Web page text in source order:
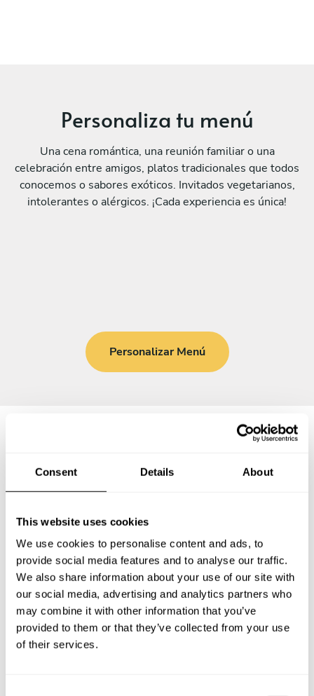
Consent Details About
This website uses cookies
We use cookies to personalise content and ads, to
provide social media features and to analyse our traffic.
We also share information about your use of our site with
our social media, advertising and analytics partners who
may combine it with other information that you’ve
provided to them or that they’ve collected from your use
of their services.
Personaliza tu menú
Una cena romántica, una reunión familiar o una
celebración entre amigos, platos tradicionales que todos
conocemos o sabores exóticos. Invitados vegetarianos,
intolerantes o alérgicos. ¡Cada experiencia es única!
Personalizar Menú
Preguntas frecuentes
Domicilio en Gran Morelos.
¿Qué incluye un servicio de Chef a Domicilio en Gran
Morelos?
¿Cuánto cuesta un Chef a Domicilio en Gran Morelos?